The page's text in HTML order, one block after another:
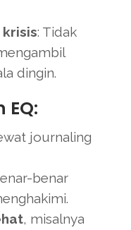
: Tidak
dingin.
journaling
benar
, misalnya